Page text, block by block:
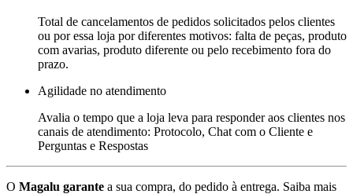
Total de cancelamentos de pedidos solicitados pelos clientes
ou por essa loja por diferentes motivos: falta de peças, produto
com avarias, produto diferente ou pelo recebimento fora do
prazo.
Agilidade no atendimento
Avalia o tempo que a loja leva para responder aos clientes nos
canais de atendimento: Protocolo, Chat com o Cliente e
Perguntas e Respostas
O Magalu garante a sua compra, do pedido à entrega. Saiba mais